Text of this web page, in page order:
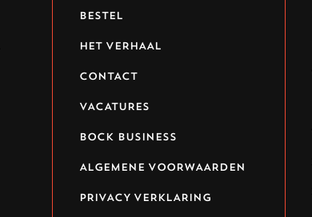
BESTEL
HET VERHAAL
CONTACT
VACATURES
BOCK BUSINESS
ALGEMENE VOORWAARDEN
PRIVACY VERKLARING